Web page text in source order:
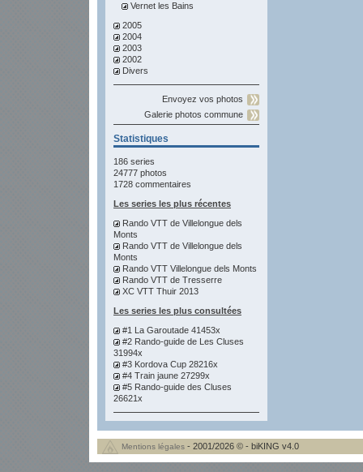
Vernet les Bains
2005
2004
2003
2002
Divers
Envoyez vos photos
Galerie photos commune
Statistiques
186 series
24777 photos
1728 commentaires
Les series les plus récentes
Rando VTT de Villelongue dels
Monts
Rando VTT de Villelongue dels
Monts
Rando VTT Villelongue dels Monts
Rando VTT de Tresserre
XC VTT Thuir 2013
Les series les plus consultées
#1 La Garoutade 41453x
#2 Rando-guide de Les Cluses
31994x
#3 Kordova Cup 28216x
#4 Train jaune 27299x
#5 Rando-guide des Cluses
26621x
Mentions légales - 2001/2026 © - biKING v4.0